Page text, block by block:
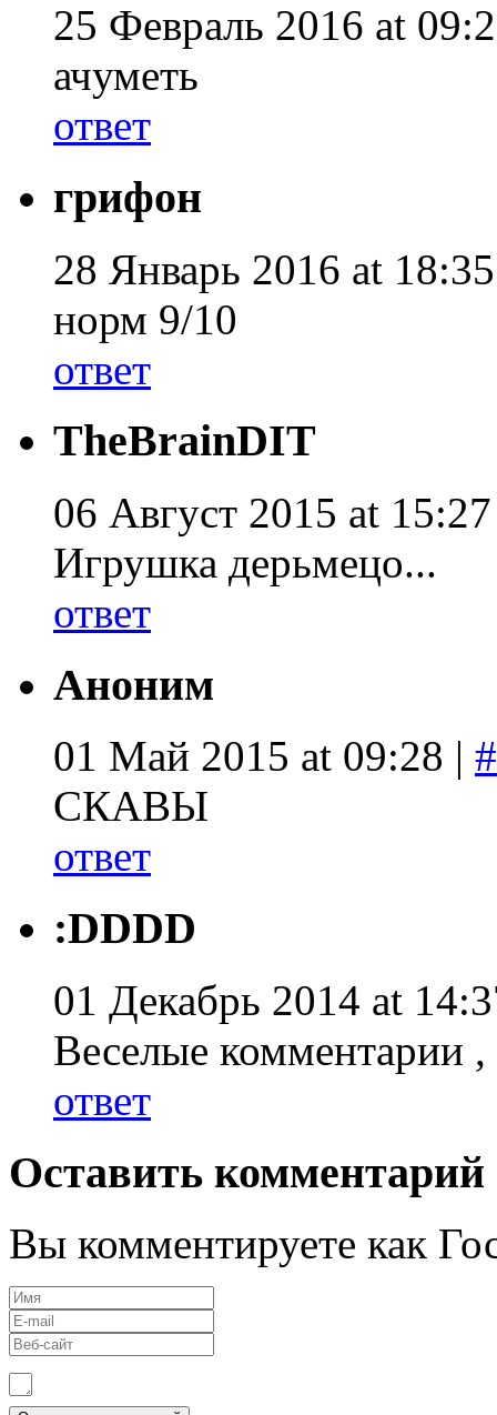
25 Февраль 2016 at
ачуметь
ответ
грифон
28 Январь 2016 at
норм 9/10
ответ
TheBrainDIT
06 Август 2015 at
Игрушка дерьмецо...
ответ
Аноним
01 Май 2015 at 09:28 | #
СКАВЫ
ответ
:DDDD
01 Декабрь 2014 at
Веселые комментарии ,
ответ
Оставить комментарий
Вы комментируете как